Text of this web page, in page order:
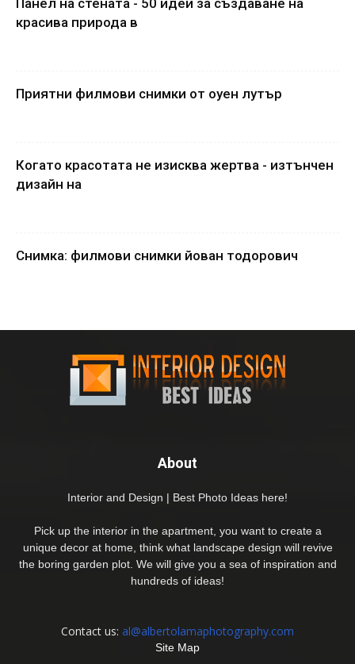
Панел на стената - 50 идеи за създаване на
красива природа в
Приятни филмови снимки от оуен лутър
Когато красотата не изисква жертва - изтънчен
дизайн на
Снимка: филмови снимки йован тодорович
About
Interior and Design | Best Photo Ideas here!
Pick up the interior in the apartment, you want to create a
unique decor at home, think what landscape design will revive
the boring garden plot. We will give you a sea of inspiration and
hundreds of ideas!
Contact us: al@albertolamaphotography.com
Site Map